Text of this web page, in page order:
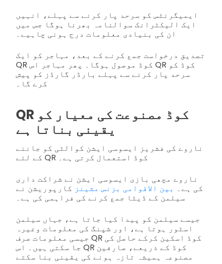
ایمیگرنٹس کو سرحد پار کرنے سے پہلے، انہیں
ایک الیکٹرانک سوالنامہ بھرنا ہوگا جس میں
ان کی بنیادی معلومات درج ہونی چاہیے۔
تصدیق درخواست جمع کرنے کے بعد، مہاجر کو ایک
QR کوڈ موصول ہوگا۔ پھر مہاجر اس QR کوڈ کو
سرحد پار کرنے سے پہلے بارڈر گارڈز کو پیش
کرے گا۔
QR کوڈ مصنوعت کی معیار کو
یقینی بناتا ہے
ناروے کی فشریز ایسوسی ایشن کوالٹی کو جاننے
کے لئے QR کوڈ استعمال کرتی ہے۔
ناروے مچھی بازی ایسوسی ایشن نے شراکت داری
کی ہے۔ بین الاقوامی بزنس مشینز کارپوریشن نے
سیلمن کے ڈیٹا جمع کرنے کی فراہمی کی ہے۔
جیسے سیلمن کو پیدا کیا جاتا ہے، جہاں سیلمن
اسٹور ہوتا ہے، اور شپنگ کی معلومات وغیرہ
جیسی معلومات صرف QR کوڈ اسکین کرکے حاصل کی
جا سکتی ہیں۔ اس QR کوڈ کے ذریعے، صارفین
مصنوعہ ہمیشہ تازہ ہونے کی یقینی بنا سکتے